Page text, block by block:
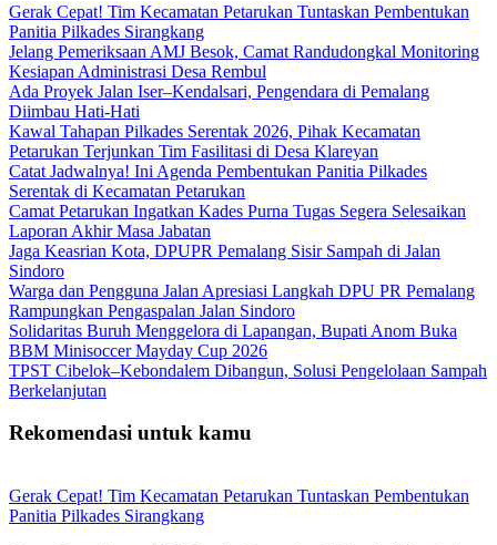
Gerak Cepat! Tim Kecamatan Petarukan Tuntaskan Pembentukan
Panitia Pilkades Sirangkang
Jelang Pemeriksaan AMJ Besok, Camat Randudongkal Monitoring
Kesiapan Administrasi Desa Rembul
Ada Proyek Jalan Iser–Kendalsari, Pengendara di Pemalang
Diimbau Hati-Hati
Kawal Tahapan Pilkades Serentak 2026, Pihak Kecamatan
Petarukan Terjunkan Tim Fasilitasi di Desa Klareyan
Catat Jadwalnya! Ini Agenda Pembentukan Panitia Pilkades
Serentak di Kecamatan Petarukan
Camat Petarukan Ingatkan Kades Purna Tugas Segera Selesaikan
Laporan Akhir Masa Jabatan
Jaga Keasrian Kota, DPUPR Pemalang Sisir Sampah di Jalan
Sindoro
Warga dan Pengguna Jalan Apresiasi Langkah DPU PR Pemalang
Rampungkan Pengaspalan Jalan Sindoro
Solidaritas Buruh Menggelora di Lapangan, Bupati Anom Buka
BBM Minisoccer Mayday Cup 2026
TPST Cibelok–Kebondalem Dibangun, Solusi Pengelolaan Sampah
Berkelanjutan
Rekomendasi untuk kamu
Gerak Cepat! Tim Kecamatan Petarukan Tuntaskan Pembentukan
Panitia Pilkades Sirangkang